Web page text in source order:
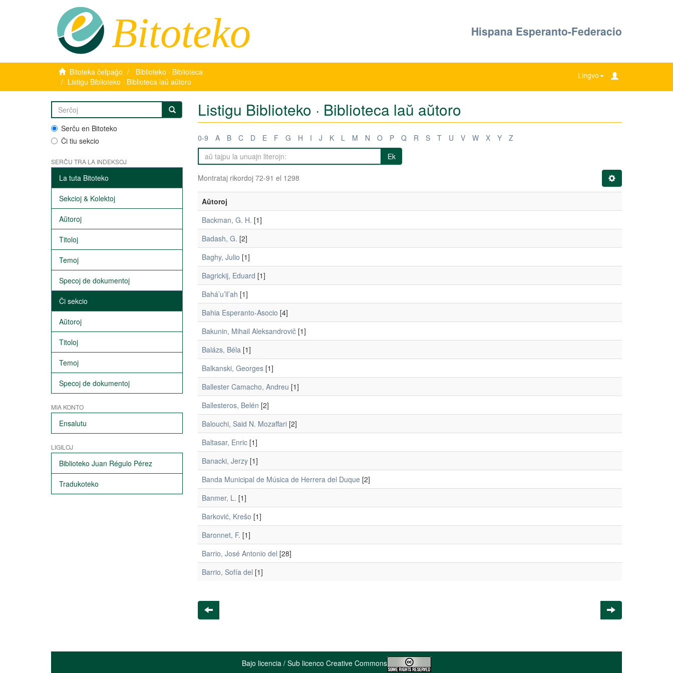
Bitoteko Hispana Esperanto-Federacio
Bitoteka ĉefpaĝo
Biblioteko · Biblioteca
Listigu Biblioteko · Biblioteca laŭ aŭtoro
Lingvo
Serĉu en Bitoteko
Ĉi tiu sekcio
SERĈU TRA LA INDEKSOJ
La tuta Bitoteko
Sekcioj & Kolektoj
Aŭtoroj
Titoloj
Temoj
Specoj de dokumentoj
Ĉi sekcio
Aŭtoroj
Titoloj
Temoj
Specoj de dokumentoj
MIA KONTO
Ensalutu
LIGILOJ
Biblioteko Juan Régulo Pérez
Tradukoteko
Listigu Biblioteko · Biblioteca laŭ aŭtoro
0-9 A B C D E F G H I J K L M N O P Q R S T U V W X Y
Z
Ek
Montrataj rikordoj 72-91 el 1298
Aŭtoroj
Backman, G. H. [1]
Badash, G. [2]
Baghy, Julio [1]
Bagrickij, Eduard [1]
Bahá’u’ll’ah [1]
Bahia Esperanto-Asocio [4]
Bakunin, Mihail Aleksandrovič[1]
Balázs, Béla[1]
Balkanski, Georges[1]
Ballester Camacho, Andreu [1]
Ballesteros, Belén [2]
Balouchi, Said N. Mozaffari[2]
Baltasar, Enric[1]
Banacki, Jerzy[1]
Banda Municipal de Música de Herrera del Duque [2]
Banmer, L. [1]
Barković, Krešo [1]
Baronnet, F. [1]
Barrio, José Antonio del [28]
Barrio, Sofía del [1]
Bajo licencia / Sub licenco Creative Commons